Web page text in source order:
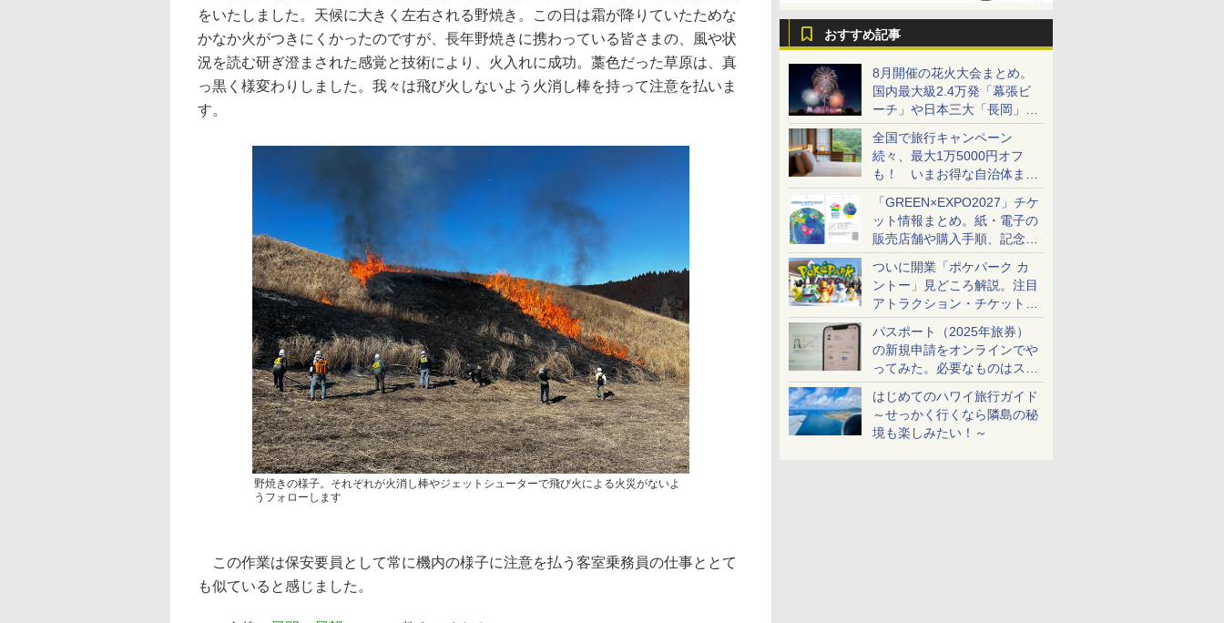
おすすめ記事
8月開催の花火大会まとめ。
国内最大級2.4万発「幕張ビ
ーチ」や日本三大「長岡」な
ど大型イベント目白押し！
全国で旅行キャンペーン
続々、最大1万5000円オフ
も！ いまお得な自治体まと
め
「GREEN×EXPO2027」チケ
ット情報まとめ。紙・電子の
販売店舗や購入手順、記念チ
ケットも解説
ついに開業「ポケパーク カ
ントー」見どころ解説。注目
アトラクション・チケット手
配・来場前に必要な準備は？
パスポート（2025年旅券）
の新規申請をオンラインでや
ってみた。必要なものはスマ
ホとマイナカードのみ
はじめてのハワイ旅行ガイド
～せっかく行くなら隣島の秘
境も楽しみたい！～
をいたしました。天候に大きく左右される野焼き。この日は霜が降りていたためな
かなか火がつきにくかったのですが、長年野焼きに携わっている皆さまの、風や状
況を読む研ぎ澄まされた感覚と技術により、火入れに成功。藁色だった草原は、真
っ黒く様変わりしました。我々は飛び火しないよう火消し棒を持って注意を払いま
す。
野焼きの様子。それぞれが火消し棒やジェットシューターで飛び火による火災がないよ
うフォローします
この作業は保安要員として常に機内の様子に注意を払う客室乗務員の仕事ととて
も似ていると感じました。